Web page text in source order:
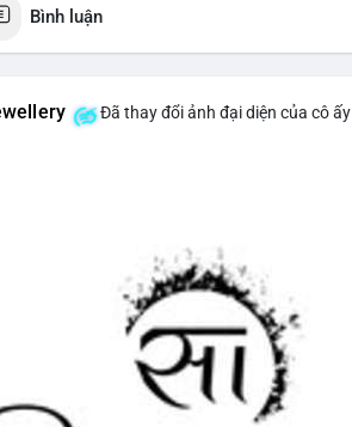
Bình luận
Đã thay đổi ảnh đại diện của cô ấy